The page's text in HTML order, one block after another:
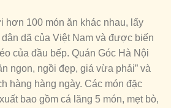
hơn 100 món ăn khác nhau, lấy
dã của Việt Nam và được biến
của đầu bếp. Quán Góc Hà Nội
ngon, ngồi đẹp, giá vừa phải” và
hàng hàng ngày. Các món đặc
bao gồm cá lăng 5 món, mẹt bò,